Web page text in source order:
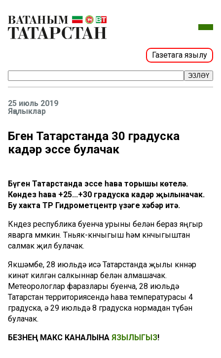
Газетага язылу
ЭЗЛӘҮ
25 июль 2019
Яңалыклар
Бүген Татарстанда 30 градуска
кадәр эссе булачак
Бүген Татарстанда эссе һава торышы көтелә.
Көндез һава +25...+30 градуска кадәр җылыначак.
Бу хакта ТР Гидрометцентр үзәге хәбәр итә.
Көндез республика буенча урыны белән бераз яңгыр
яварга мөмкин. Төньяк-көнчыгыш һәм көнчыгыштан
салмак җил булачак.
Якшәмбе, 28 июльдә исә Татарстанда җылы көннәр
кинәт килгән салкыннар белән алмашачак.
Метеорологлар фаразлары буенча, 28 июльдә
Татарстан территориясендә һава температурасы 4
градуска, ә 29 июльдә 8 градуска нормадан түбән
булачак.
БЕЗНЕҢ МАКС КАНАЛЫНА ЯЗЫЛЫГЫЗ!